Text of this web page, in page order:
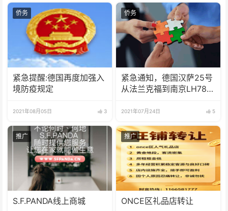
侨务
紧急提醒:德国再度加强入
境防疫规定
2021年08月05日 3
侨务
紧急通知，德国汉萨25号
从法兰克福到南京LH780
2021年07月24日 5
推广
S.F.PANDA线上商城
推广
ONCE区礼品店转让